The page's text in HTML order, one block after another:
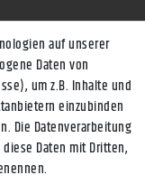
auf unserer
Daten von
um z.B. Inhalte und
einzubinden
Die Datenverarbeitung
Daten mit Dritten,